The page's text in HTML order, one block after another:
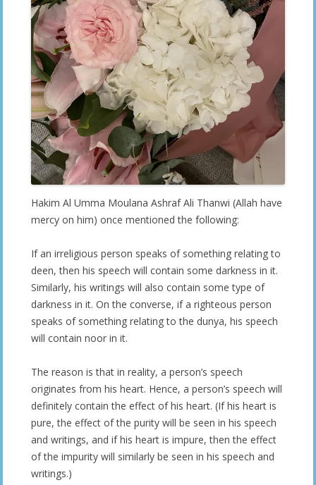
Hakim Al Umma Moulana Ashraf Ali Thanwi (Allah have
mercy on him) once mentioned the following:
If an irreligious person speaks of something relating to
deen, then his speech will contain some darkness in it.
Similarly, his writings will also contain some type of
darkness in it. On the converse, if a righteous person
speaks of something relating to the dunya, his speech
will contain noor in it.
The reason is that in reality, a person’s speech
originates from his heart. Hence, a person’s speech will
definitely contain the effect of his heart. (If his heart is
pure, the effect of the purity will be seen in his speech
and writings, and if his heart is impure, then the effect
of the impurity will similarly be seen in his speech and
writings.)